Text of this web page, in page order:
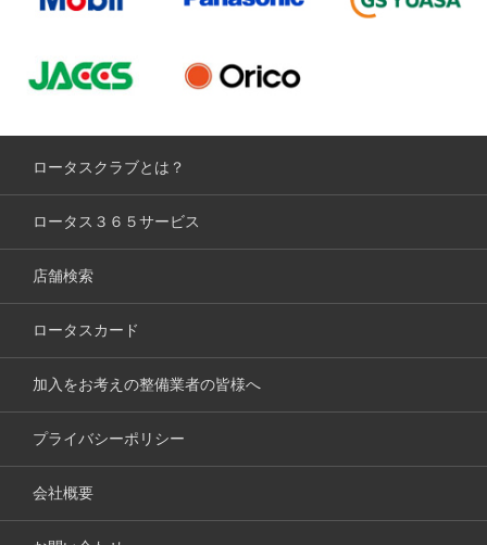
ロータスクラブとは？
ロータス３６５サービス
店舗検索
ロータスカード
加入をお考えの整備業者の皆様へ
プライバシーポリシー
会社概要